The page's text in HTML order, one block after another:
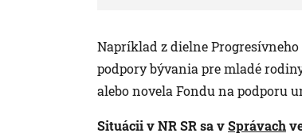
Napríklad z dielne
podpory bývania pre mladé
alebo novela Fondu na podporu
Situácii v NR SR sa vSprávach